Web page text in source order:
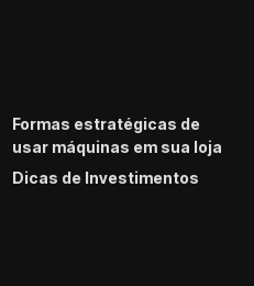
Formas estratégicas de
usar máquinas em sua loja
Dicas de Investimentos